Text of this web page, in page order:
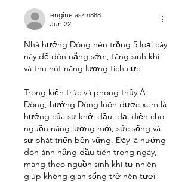
engine.aszm888
Jun 22
Nhà hướng Đông nên trồng 5 loại cây
này để đón nắng sớm, tăng sinh khí
và thu hút năng lượng tích cực
Trong kiến trúc và phong thủy Á
Đông, hướng Đông luôn được xem là
hướng của sự khởi đầu, đại diện cho
nguồn năng lượng mới, sức sống và
sự phát triển bền vững. Đây là hướng
đón ánh nắng đầu tiên trong ngày,
mang theo nguồn sinh khí tự nhiên
giúp không gian sống trở nên tươi